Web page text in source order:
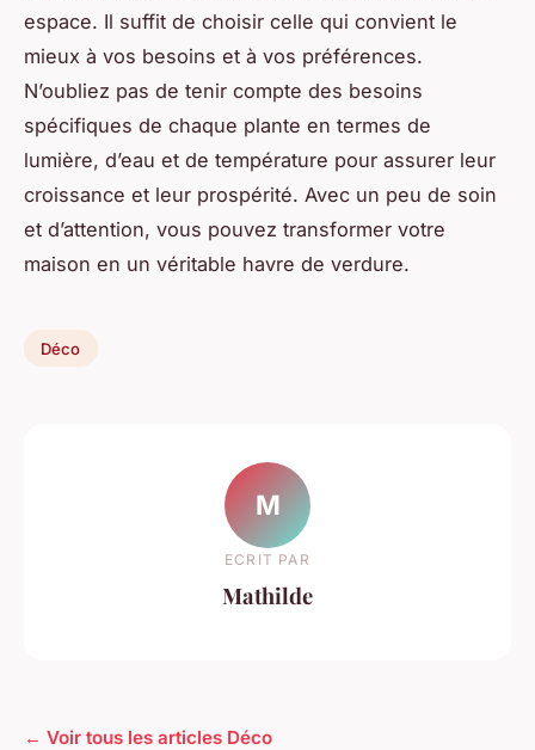
espace. Il suffit de choisir celle qui convient le
mieux à vos besoins et à vos préférences.
N’oubliez pas de tenir compte des besoins
spécifiques de chaque plante en termes de
lumière, d’eau et de température pour assurer leur
croissance et leur prospérité. Avec un peu de soin
et d’attention, vous pouvez transformer votre
maison en un véritable havre de verdure.
Déco
M
ECRIT PAR
Mathilde
← Voir tous les articles Déco